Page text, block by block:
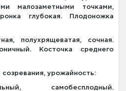
малозаметными точками,
глубокая. Плодоножка
полухрящеватая, сочная.
Косточка среднего
урожайность:
самобесплодный.